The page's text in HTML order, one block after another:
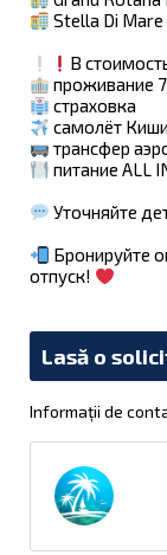
Stella Di
В
проживание
страховка
самолёт
трансфер
питание ALL
Уточняйте
Бронируйте
отпуск!
Lasă o
Informații de